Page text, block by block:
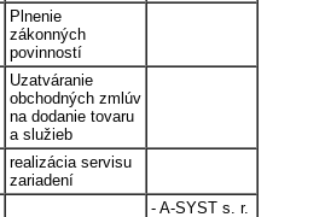
Plnenie
zákonných
povinností
Uzatváranie
obchodných zmlúv
na dodanie tovaru
a služieb
realizácia servisu
zariadení
- A-SYST s. r.